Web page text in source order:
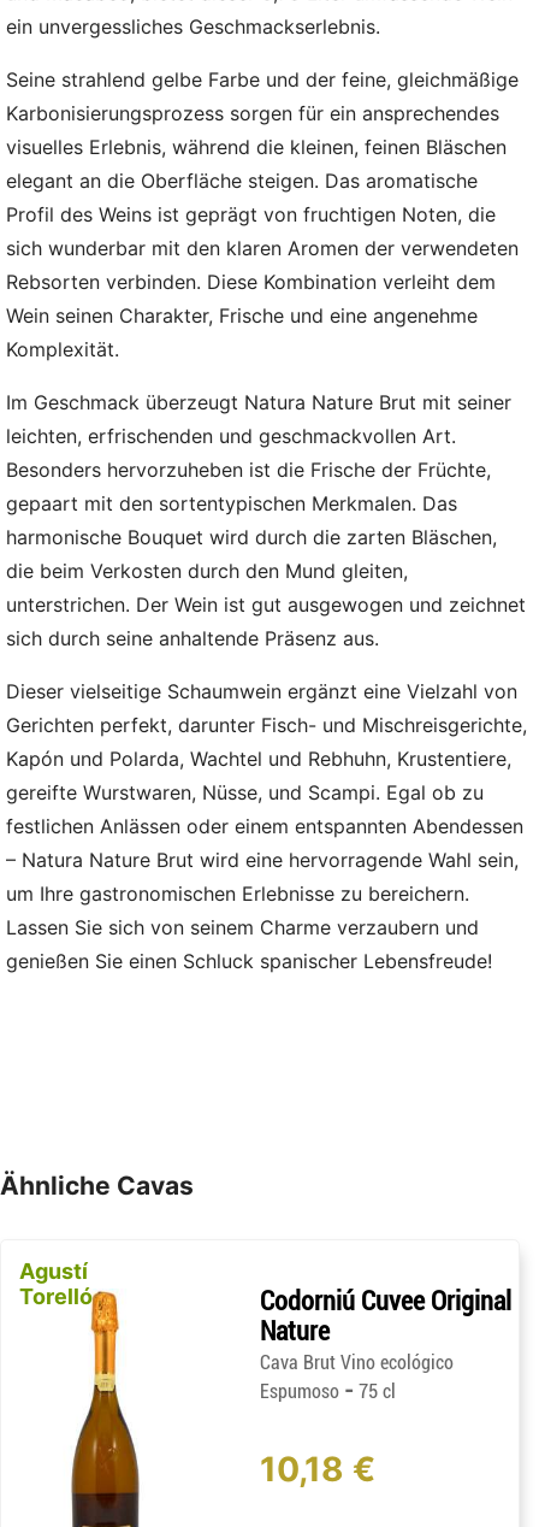
ein unvergessliches Geschmackserlebnis.
Seine strahlend gelbe Farbe und der feine, gleichmäßige
Karbonisierungsprozess sorgen für ein ansprechendes
visuelles Erlebnis, während die kleinen, feinen Bläschen
elegant an die Oberfläche steigen. Das aromatische
Profil des Weins ist geprägt von fruchtigen Noten, die
sich wunderbar mit den klaren Aromen der verwendeten
Rebsorten verbinden. Diese Kombination verleiht dem
Wein seinen Charakter, Frische und eine angenehme
Komplexität.
Im Geschmack überzeugt Natura Nature Brut mit seiner
leichten, erfrischenden und geschmackvollen Art.
Besonders hervorzuheben ist die Frische der Früchte,
gepaart mit den sortentypischen Merkmalen. Das
harmonische Bouquet wird durch die zarten Bläschen,
die beim Verkosten durch den Mund gleiten,
unterstrichen. Der Wein ist gut ausgewogen und zeichnet
sich durch seine anhaltende Präsenz aus.
Dieser vielseitige Schaumwein ergänzt eine Vielzahl von
Gerichten perfekt, darunter Fisch- und Mischreisgerichte,
Kapón und Polarda, Wachtel und Rebhuhn, Krustentiere,
gereifte Wurstwaren, Nüsse, und Scampi. Egal ob zu
festlichen Anlässen oder einem entspannten Abendessen
– Natura Nature Brut wird eine hervorragende Wahl sein,
um Ihre gastronomischen Erlebnisse zu bereichern.
Lassen Sie sich von seinem Charme verzaubern und
genießen Sie einen Schluck spanischer Lebensfreude!
Ähnliche Cavas
Agustí
Torelló
Codorniú Cuvee Original
Nature
Cava Brut Vino ecológico
Espumoso -75 cl
10,18 €